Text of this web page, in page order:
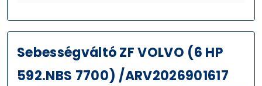
Sebességváltó ZF VOLVO (6 HP
592.NBS 7700) /ARV2026901617